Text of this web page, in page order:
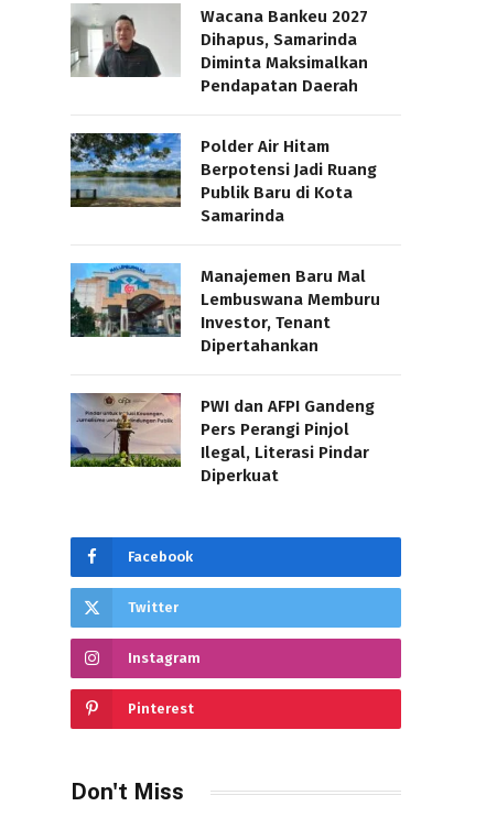
Wacana Bankeu 2027
Dihapus, Samarinda
Diminta Maksimalkan
Pendapatan Daerah
Polder Air Hitam
Berpotensi Jadi Ruang
Publik Baru di Kota
Samarinda
Manajemen Baru Mal
Lembuswana Memburu
Investor, Tenant
Dipertahankan
PWI dan AFPI Gandeng
Pers Perangi Pinjol
Ilegal, Literasi Pindar
Diperkuat
Facebook
Twitter
Instagram
Pinterest
Don't Miss